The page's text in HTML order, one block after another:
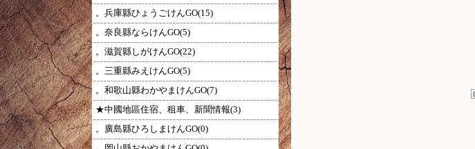
。兵庫縣ひょうごけんGO(15)
。奈良縣ならけんGO(5)
。滋賀縣しがけんGO(22)
。三重縣みえけんGO(5)
。和歌山縣わかやまけんGO(7)
★中國地區住宿、租車、新聞情報(3)
。廣島縣ひろしまけんGO(0)